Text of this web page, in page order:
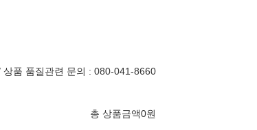
품 품질관련 문의 : 080-041-8660
총 상품금액0원